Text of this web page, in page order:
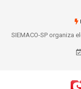
SIEMACO-SP organiza
Lapa e